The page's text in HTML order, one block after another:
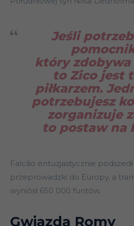
Jeśli
który zdobywa
to Zico jest
piłkarzem.
potrzebujesz
zorganizuje
to postaw na
Falcão entuzjastycznie
przeprowadzki do Europy, a
wyniósł 650 000 funtów.
Gwiazda Romy